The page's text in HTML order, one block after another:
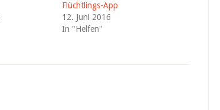
Flüchtlings-App
12. Juni 2016
In "Helfen"